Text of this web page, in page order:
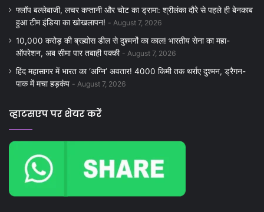
फ्लॉप बल्लेबाजी, लचर कप्तानी और चोट का ड्रामा: श्रीलंका दौरे से पहले ही बेनकाब
हुआ टीम इंडिया का खोखलापन!
August 7, 2026
10,000 करोड़ की ब्रह्मोस डील से दुश्मनों का काल! भारतीय सेना का महा-
ऑपरेशन, अब सीमा पार तबाही पक्की
August 7, 2026
हिंद महासागर में भारत का ‘अग्नि’ अवतार! 4000 किमी तक थर्राए दुश्मन, ड्रैगन-
पाक में मचा हड़कंप
August 7, 2026
व्हाटसएप पर शेयर करें